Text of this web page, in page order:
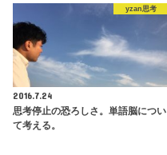
yzan思考
2016.7.24
思考停止の恐ろしさ。単語脳につい
て考える。